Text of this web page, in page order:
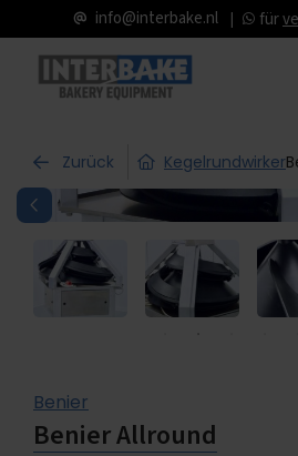
info@interbake.nl für
Zurück Kegelrundwirker
Benier
Benier Allround